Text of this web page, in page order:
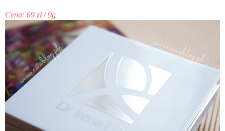
Cena: 69 zł / 9g